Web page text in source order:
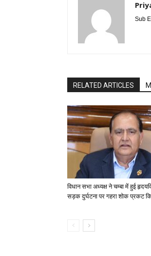
Sub
RELATED ARTICLES
विधान सभा अध्यक्ष ने चम्बा में हुई
सड़क दुर्घटना पर गहरा शोक प्रकट